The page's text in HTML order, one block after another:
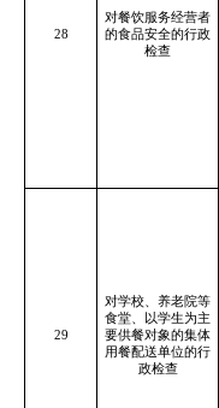
28
对餐饮服务经营者
的食品安全的行政
检查
29
对学校、养老院等
食堂、以学生为主
要供餐对象的集体
用餐配送单位的行
政检查